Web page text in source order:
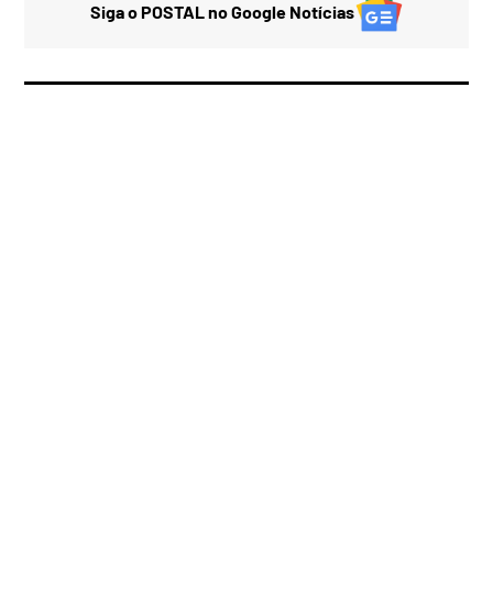
Siga o POSTAL no Google Notícias